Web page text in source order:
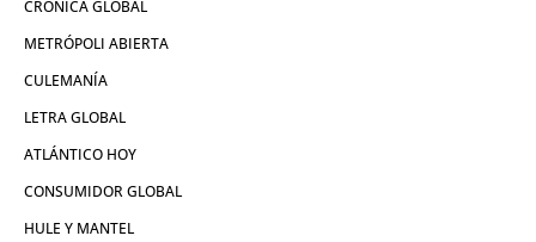
CRÓNICA GLOBAL
METRÓPOLI ABIERTA
CULEMANÍA
LETRA GLOBAL
ATLÁNTICO HOY
CONSUMIDOR GLOBAL
HULE Y MANTEL